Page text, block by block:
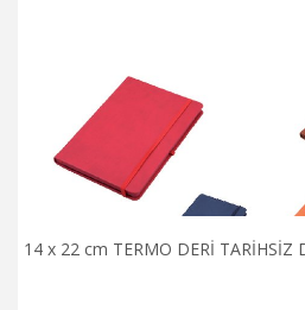
14 x 22 cm TERMO DERİ TARİHSİZ